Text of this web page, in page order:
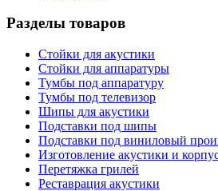
Разделы товаров
Стойки для акустики
Стойки для аппаратуры
Тумбы под аппаратуру
Тумбы под телевизор
Шипы для акустики
Подставки под шипы
Подставки под виниловый
Изготовление акустики и
Перетяжка грилей
Реставрация акустики